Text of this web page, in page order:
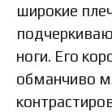
широкие
ноги. Его
обманчиво